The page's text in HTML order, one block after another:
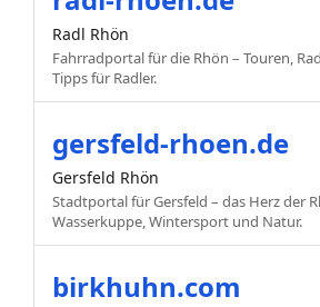
Radl Rhön
Fahrradportal für die Rhön – Touren,
Tipps für Radler.
gersfeld-rhoen.de
Gersfeld Rhön
Stadtportal für Gersfeld – das Herz der
Wasserkuppe, Wintersport und Natur.
birkhuhn.com